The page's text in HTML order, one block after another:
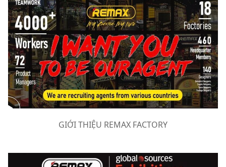
GIỚI THIỆU REMAX FACTORY